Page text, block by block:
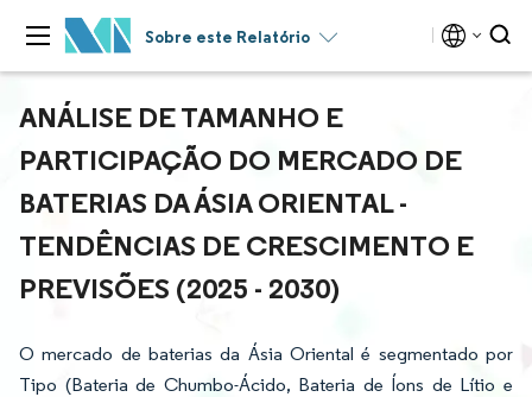
Sobre este Relatório
ANÁLISE DE TAMANHO E
PARTICIPAÇÃO DO MERCADO DE
BATERIAS DA ÁSIA ORIENTAL -
TENDÊNCIAS DE CRESCIMENTO E
PREVISÕES (2025 - 2030)
O mercado de baterias da Ásia Oriental é segmentado por
Tipo (Bateria de Chumbo-Ácido, Bateria de Íons de Lítio e